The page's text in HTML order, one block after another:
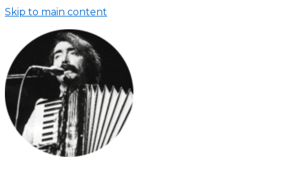
Skip to main content